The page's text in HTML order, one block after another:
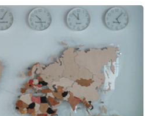
«Минеральная изоляция»